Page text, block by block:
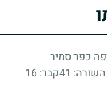
כפר סמיר
שורה: 41
קבר: 16